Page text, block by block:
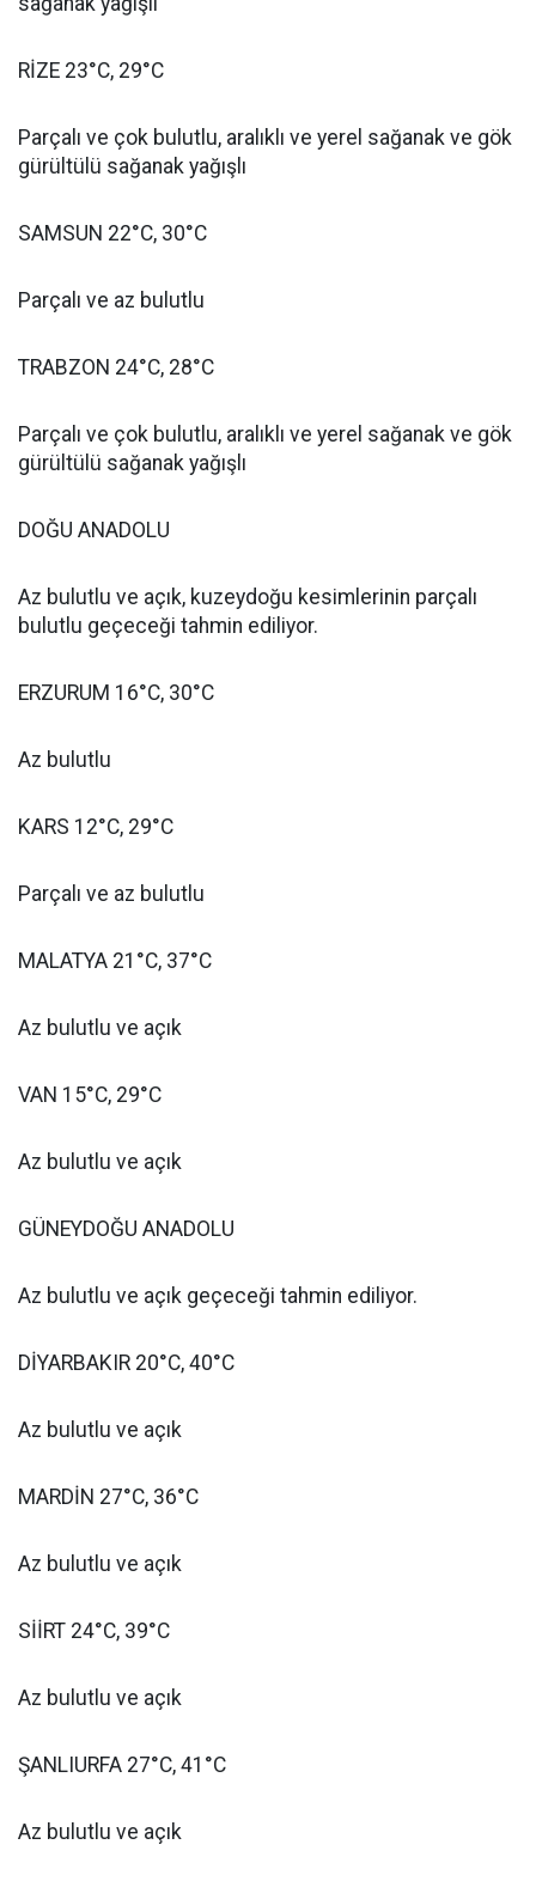
RİZE 23°C, 29°C
Parçalı ve çok bulutlu, aralıklı ve yerel sağanak ve gök
gürültülü sağanak yağışlı
SAMSUN 22°C, 30°C
Parçalı ve az bulutlu
TRABZON 24°C, 28°C
Parçalı ve çok bulutlu, aralıklı ve yerel sağanak ve gök
gürültülü sağanak yağışlı
DOĞU ANADOLU
Az bulutlu ve açık, kuzeydoğu kesimlerinin parçalı
bulutlu geçeceği tahmin ediliyor.
ERZURUM 16°C, 30°C
Az bulutlu
KARS 12°C, 29°C
Parçalı ve az bulutlu
MALATYA 21°C, 37°C
Az bulutlu ve açık
VAN 15°C, 29°C
Az bulutlu ve açık
GÜNEYDOĞU ANADOLU
Az bulutlu ve açık geçeceği tahmin ediliyor.
DİYARBAKIR 20°C, 40°C
Az bulutlu ve açık
MARDİN 27°C, 36°C
Az bulutlu ve açık
SİİRT 24°C, 39°C
Az bulutlu ve açık
ŞANLIURFA 27°C, 41°C
Az bulutlu ve açık